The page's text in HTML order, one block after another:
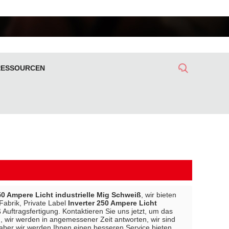
Ampere Licht industrielle Mig Schweiß , wir bieten
Private Label Inverter 250 Ampere Licht
Auftragsfertigung. Kontaktieren Sie uns jetzt, um das
wir werden in angemessener Zeit antworten, wir sind